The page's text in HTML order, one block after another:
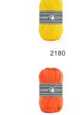
2180